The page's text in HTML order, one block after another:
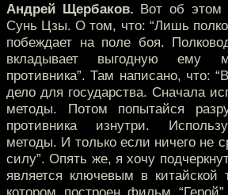
Андрей Щербаков. Вот об этом
Сунь Цзы. О том, что: “Лишь
побеждает на поле боя.
вкладывает выгодную ему
противника”. Там написано, что:
дело для государства. Сначала
методы. Потом попытайся
противника изнутри.
методы. И только если ничего не
силу”. Опять же, я хочу
является ключевым в